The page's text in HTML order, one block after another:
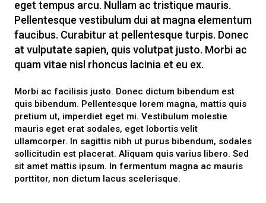
eget tempus arcu. Nullam ac tristique mauris.
Pellentesque vestibulum dui at magna elementum
faucibus. Curabitur at pellentesque turpis. Donec
at vulputate sapien, quis volutpat justo. Morbi ac
quam vitae nisl rhoncus lacinia et eu ex.
Morbi ac facilisis justo. Donec dictum bibendum est
quis bibendum. Pellentesque lorem magna, mattis quis
pretium ut, imperdiet eget mi. Vestibulum molestie
mauris eget erat sodales, eget lobortis velit
ullamcorper. In sagittis nibh ut purus bibendum, sodales
sollicitudin est placerat. Aliquam quis varius libero. Sed
sit amet mattis ipsum. In fermentum magna ac mauris
porttitor, non dictum lacus scelerisque.